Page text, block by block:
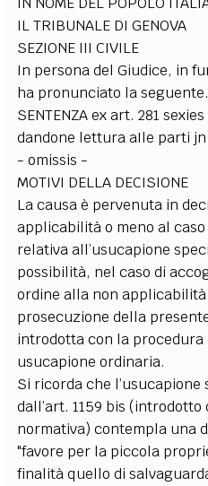
IL TRIBUNALE DI GENOVA
SEZIONE III CIVILE
In persona del Giudice, in
ha pronunciato la seguente.
SENTENZA ex art. 281
dandone lettura aIle parti
- omissis -
MOTIVI DELLA DECISIONE
La causa è pervenuta in
applicabilità o meno al
relativa all’usucapione
possibilità, nel caso di
ordine alla non
prosecuzione della
introdotta con la procedura
usucapione ordinaria.
Si ricorda che
dall’art. 1159 bis
normativa) contempla una
"favore per la piccola
finalità quello di